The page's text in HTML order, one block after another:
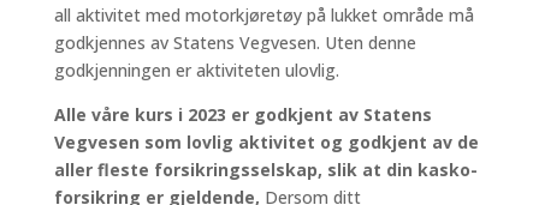
all aktivitet med motorkjøretøy på lukket område må
godkjennes av Statens Vegvesen. Uten denne
godkjenningen er aktiviteten ulovlig.
Alle våre kurs i 2023 er godkjent av Statens
Vegvesen som lovlig aktivitet og godkjent av de
aller fleste forsikringsselskap, slik at din kasko-
forsikring er gjeldende, Dersom ditt